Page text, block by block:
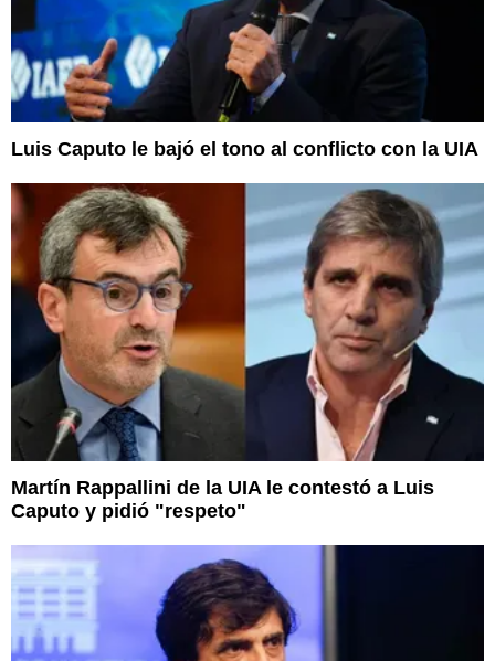
Luis Caputo le bajó el tono al conflicto con la UIA
Martín Rappallini de la UIA le contestó a Luis
Caputo y pidió "respeto"